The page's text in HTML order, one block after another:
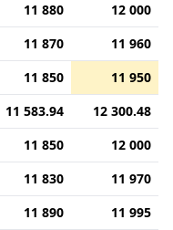
11 880
12 000
11 870
11 960
11 850
11 950
11 583.94
12 300.48
11 850
12 000
11 830
11 970
11 890
11 995